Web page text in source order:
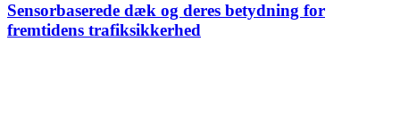
Sensorbaserede dæk og deres betydning for
fremtidens trafiksikkerhed